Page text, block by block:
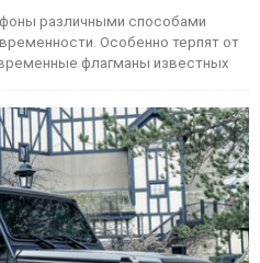
различными способами
Особенно терпят от
флагманы известных